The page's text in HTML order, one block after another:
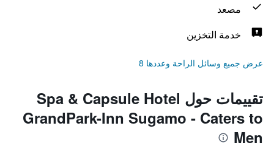
مصعد
خدمة التخزين
عرض جميع وسائل الراحة وعددها 8
تقييمات حول Spa & Capsule Hotel
GrandPark-Inn Sugamo - Caters to
Men